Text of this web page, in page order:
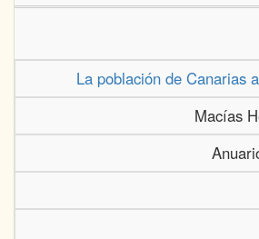
La población de Canarias
Macías